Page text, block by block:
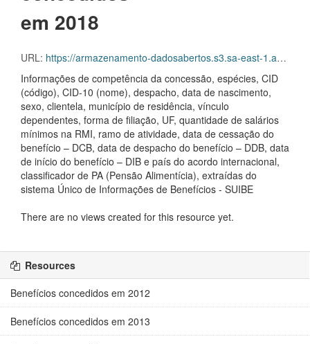
em 2018
URL: https://armazenamento-dadosabertos.s3.sa-east-1.amazonaws.com/PDA_2023_2025/Grupos_de_dados/Benef%C3%ADcios+concedidos+entre+dezembro+de+2012+a+novembro+de+2018/concedidos_2018.zip
Informações de competência da concessão, espécies, CID
(código), CID-10 (nome), despacho, data de nascimento,
sexo, clientela, município de residência, vínculo
dependentes, forma de filiação, UF, quantidade de salários
mínimos na RMI, ramo de atividade, data de cessação do
benefício – DCB, data de despacho do benefício – DDB, data
de início do benefício – DIB e país do acordo internacional,
classificador de PA (Pensão Alimentícia), extraídas do
sistema Único de Informações de Benefícios - SUIBE
There are no views created for this resource yet.
Resources
Benefícios concedidos em 2012
Benefícios concedidos em 2013